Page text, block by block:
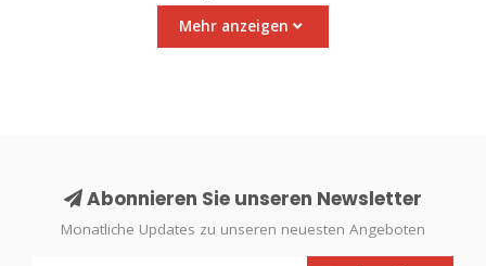
Mehr anzeigen
Abonnieren Sie unseren Newsletter
Monatliche Updates zu unseren neuesten Angeboten